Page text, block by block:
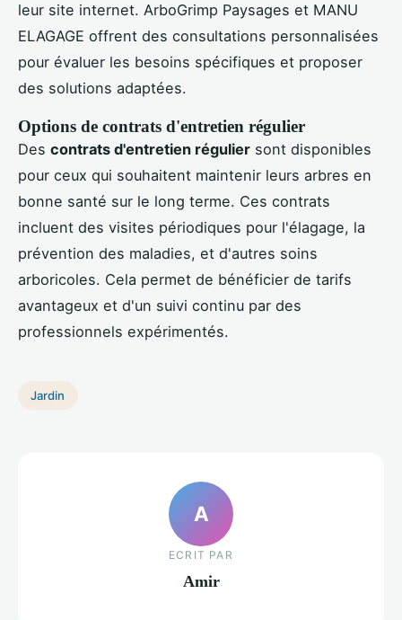
leur site internet. ArboGrimp Paysages et MANU
ELAGAGE offrent des consultations personnalisées
pour évaluer les besoins spécifiques et proposer
des solutions adaptées.
Options de contrats d'entretien régulier
Des contrats d'entretien régulier sont disponibles
pour ceux qui souhaitent maintenir leurs arbres en
bonne santé sur le long terme. Ces contrats
incluent des visites périodiques pour l'élagage, la
prévention des maladies, et d'autres soins
arboricoles. Cela permet de bénéficier de tarifs
avantageux et d'un suivi continu par des
professionnels expérimentés.
Jardin
A
ECRIT PAR
Amir